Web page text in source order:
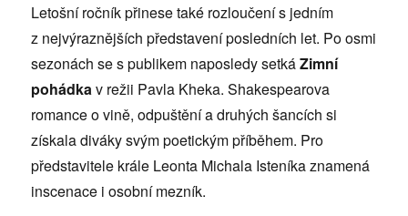
Letošní ročník přinese také rozloučení s jedním
z nejvýraznějších představení posledních let. Po osmi
sezonách se s publikem naposledy setkáZimní
pohádkav režii Pavla Kheka. Shakespearova
romance o vině, odpuštění a druhých šancích si
získala diváky svým poetickým příběhem. Pro
představitele krále Leonta Michala Isteníka znamená
inscenace i osobní mezník.